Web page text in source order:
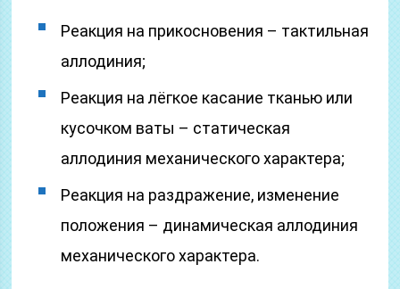
Реакция на прикосновения – тактильная
аллодиния;
Реакция на лёгкое касание тканью или
кусочком ваты – статическая
аллодиния механического характера;
Реакция на раздражение, изменение
положения – динамическая аллодиния
механического характера.